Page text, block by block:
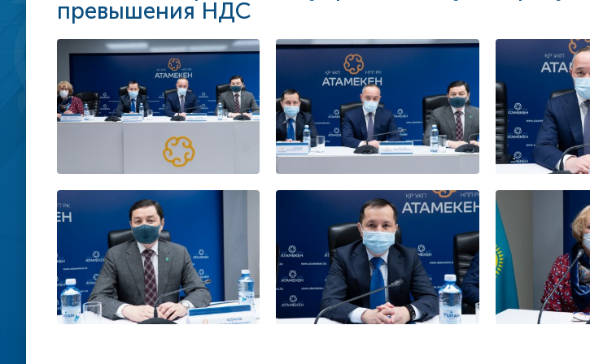
предпринимательства
Меморандум о взаимном
сотрудничестве Центра
поддержки цифрового
правительства и Бизнес-
омбудсмена
Рекомендации Сената
превышения НДС